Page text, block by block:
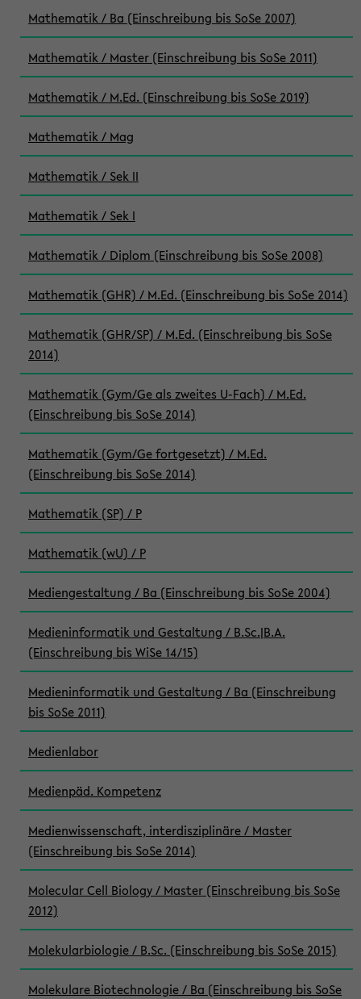
Mathematik / Ba (Einschreibung bis SoSe 2007)
Mathematik / Master (Einschreibung bis SoSe 2011)
Mathematik / M.Ed. (Einschreibung bis SoSe 2019)
Mathematik / Mag
Mathematik / Sek II
Mathematik / Sek I
Mathematik / Diplom (Einschreibung bis SoSe 2008)
Mathematik (GHR) / M.Ed. (Einschreibung bis SoSe 2014)
Mathematik (GHR/SP) / M.Ed. (Einschreibung bis SoSe
2014)
Mathematik (Gym/Ge als zweites U-Fach) / M.Ed.
(Einschreibung bis SoSe 2014)
Mathematik (Gym/Ge fortgesetzt) / M.Ed.
(Einschreibung bis SoSe 2014)
Mathematik (SP) / P
Mathematik (wU) / P
Mediengestaltung / Ba (Einschreibung bis SoSe 2004)
Medieninformatik und Gestaltung / B.Sc.|B.A.
(Einschreibung bis WiSe 14/15)
Medieninformatik und Gestaltung / Ba (Einschreibung
bis SoSe 2011)
Medienlabor
Medienpäd. Kompetenz
Medienwissenschaft, interdisziplinäre / Master
(Einschreibung bis SoSe 2014)
Molecular Cell Biology / Master (Einschreibung bis SoSe
2012)
Molekularbiologie / B.Sc. (Einschreibung bis SoSe 2015)
Molekulare Biotechnologie / Ba (Einschreibung bis SoSe